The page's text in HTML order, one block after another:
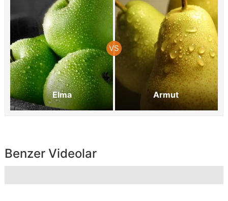
Elma Armut
Benzer Videolar